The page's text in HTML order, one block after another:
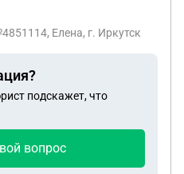
Елена, г. Иркутск
подскажет, что
вопрос